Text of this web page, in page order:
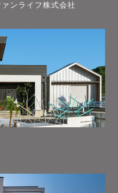
ンライフ株式会社